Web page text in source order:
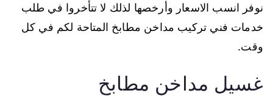
نوفر انسب الاسعار وأرخصها لذلك لا تتأخروا في طلب
خدمات فني تركيب مداخن مطابخ المتاحة لكم في كل
وقت.
غسيل مداخن مطابخ